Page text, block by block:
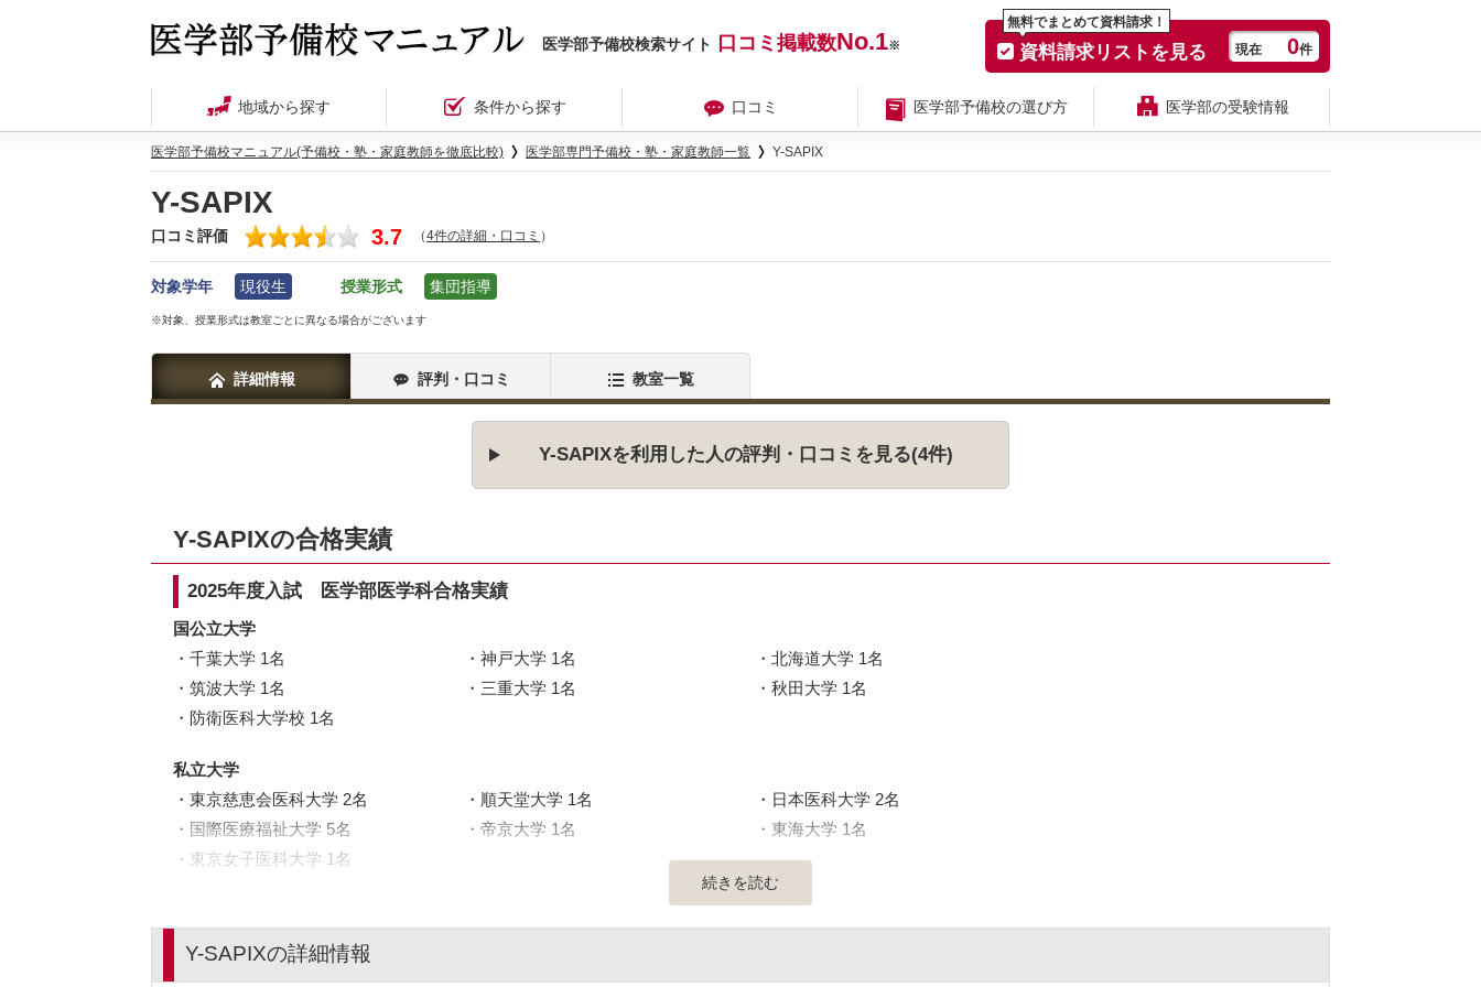
医学部予備校検索サイト 口コミ掲載数No.1※
無料でまとめて資料請求！
資料請求リストを見る 現在 0件
地域から探す 条件から探す 口コミ 医学部予備校の選び方 医学部の受験情報
医学部予備校マニュアル(予備校・塾・家庭教師を徹底比較) 医学部専門予備校・塾・家庭教師一覧 Y-SAPIX
Y-SAPIX
口コミ評価 3.7 （4件の詳細・口コミ ）
対象学年 現役生 授業形式 集団指導
※対象、授業形式は教室ごとに異なる場合がございます
詳細情報 評判・口コミ 教室一覧
Y-SAPIXを利用した人の評判・口コミを見る(4件)
Y-SAPIXの合格実績
2025年度入試 医学部医学科合格実績
国公立大学
千葉大学 1名
神戸大学 1名
北海道大学 1名
筑波大学 1名
三重大学 1名
秋田大学 1名
防衛医科大学校 1名
私立大学
東京慈恵会医科大学 2名
順天堂大学 1名
日本医科大学 2名
国際医療福祉大学 5名
帝京大学 1名
東海大学 1名
東京女子医科大学 1名
続きを読む
Y-SAPIXの詳細情報